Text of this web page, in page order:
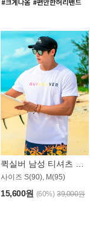
사이즈 S(90), M(95)
15,600원 (60%) 39,000원